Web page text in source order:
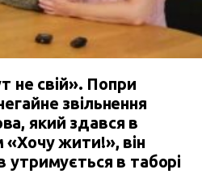
не свій». Попри
звільнення
який здався в
«Хочу жити!», він
утримується в таборі